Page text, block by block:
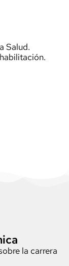
Salud.
la carrera